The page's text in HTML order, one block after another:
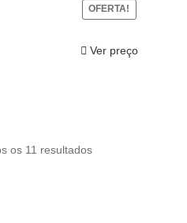
OFERTA!
Ver preço
os 11 resultados